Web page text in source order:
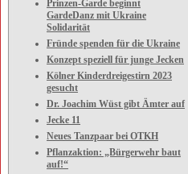
Prinzen-Garde beginnt
GardeDanz mit Ukraine
Solidarität
Fründe spenden für die Ukraine
Konzept speziell für junge Jecken
Kölner Kinderdreigestirn 2023
gesucht
Dr. Joachim Wüst gibt Ämter auf
Jecke 11
Neues Tanzpaar bei OTKH
Pflanzaktion: „Bürgerwehr baut
auf!“